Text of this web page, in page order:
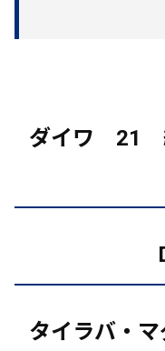
ダイワ 21
タイラバ・